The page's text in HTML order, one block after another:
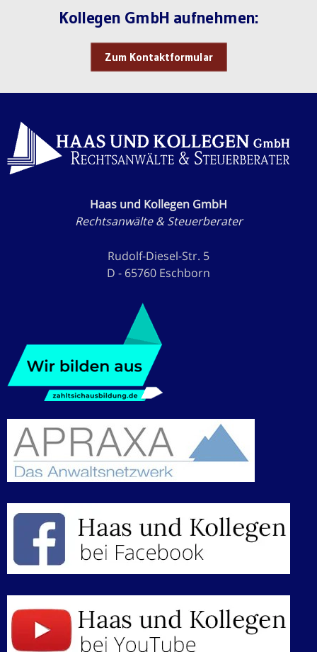
Kollegen GmbH aufnehmen:
Zum Kontaktformular
Haas und Kollegen GmbH
Rechtsanwälte & Steuerberater
Rudolf-Diesel-Str. 5
D - 65760 Eschborn